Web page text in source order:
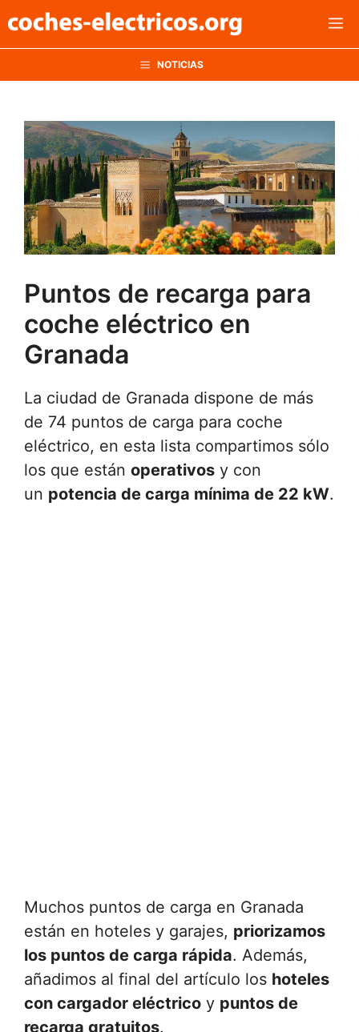
al
NOTICIAS
Puntos de recarga para
coche eléctrico en
Granada
La ciudad de Granada dispone de más
de 74 puntos de carga para coche
eléctrico, en esta lista compartimos sólo
los que están operativos y con
un potencia de carga mínima de 22 kW.
Muchos puntos de carga en Granada
están en hoteles y garajes, priorizamos
los puntos de carga rápida. Además,
añadimos al final del artículo los hoteles
con cargador eléctrico y puntos de
recarga gratuitos.